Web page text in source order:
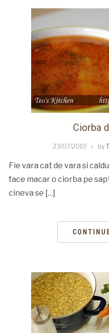
Ciorba
23/07/2010 by
Fie vara cat de vara si
face macar o ciorba pe
cineva se […]